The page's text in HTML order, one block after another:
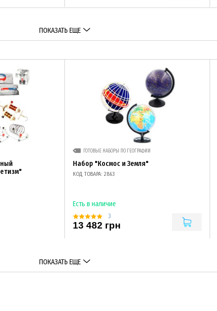
ПОКАЗАТЬ ЕЩЕ
ГОТОВЫЕ НАБОРЫ ПО ГЕОГРАФИИ
Набор "Космос и Земля"
КОД ТОВАРА: 2863
Есть в наличие
3
13 482 грн
ПОКАЗАТЬ ЕЩЕ